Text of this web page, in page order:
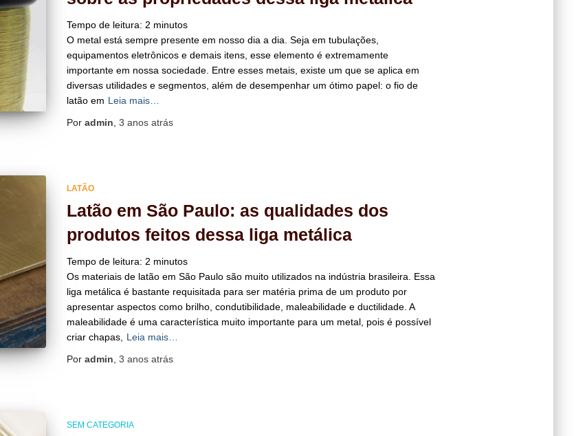
Tempo de leitura: 2 minutos
O metal está sempre presente em nosso dia a dia. Seja em tubulações,
equipamentos eletrônicos e demais itens, esse elemento é extremamente
importante em nossa sociedade. Entre esses metais, existe um que se aplica em
diversas utilidades e segmentos, além de desempenhar um ótimo papel: o fio de
latão em Leia mais…
Por admin 3 anosatrás
LATÃO
Latão em São Paulo: as qualidades dos
produtos feitos dessa liga metálica
Tempo de leitura: 2 minutos
Os materiais de latão em São Paulo são muito utilizados na indústria brasileira. Essa
liga metálica é bastante requisitada para ser matéria prima de um produto por
apresentar aspectos como brilho, condutibilidade, maleabilidade e ductilidade. A
maleabilidade é uma característica muito importante para um metal, pois é possível
criar chapas,
Leia mais…
Por admin 3 anosatrás
SEM CATEGORIA